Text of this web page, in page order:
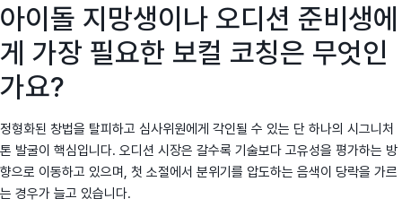
아이돌 지망생이나 오디션 준비생에
게 가장 필요한 보컬 코칭은 무엇인
가요?
정형화된 창법을 탈피하고 심사위원에게 각인될 수 있는 단 하나의 시그니처
톤 발굴이 핵심입니다. 오디션 시장은 갈수록 기술보다 고유성을 평가하는 방
향으로 이동하고 있으며, 첫 소절에서 분위기를 압도하는 음색이 당락을 가르
는 경우가 늘고 있습니다.